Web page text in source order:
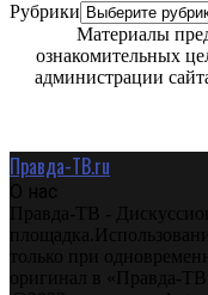
Рубрики
Материалы
ознакомительных
администрации
Правда-ТВ.ru
О нас
Правда-ТВ -
только при
оригинал в «Правда-ТВ»